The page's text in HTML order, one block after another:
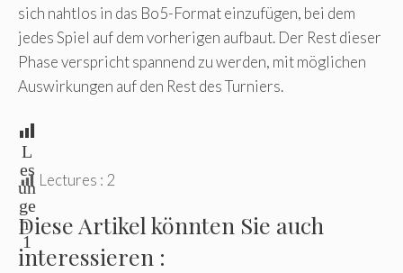
sich nahtlos in das Bo5-Format einzufügen, bei dem
jedes Spiel auf dem vorherigen aufbaut. Der Rest dieser
Phase verspricht spannend zu werden, mit möglichen
Auswirkungen auf den Rest des Turniers.
L
es
un
ge
n:
1
Lectures : 2
Diese Artikel könnten Sie auch
interessieren :